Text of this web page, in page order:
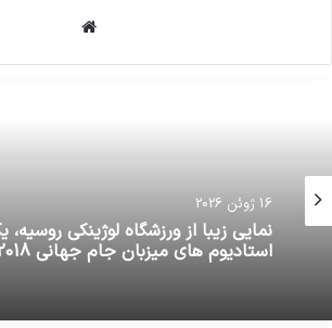
16 ژوئن 2026
نمایی زیبا از ورزشگاه لوژینکی روسیه،
استادیوم های میزبان جام جهانی 2018